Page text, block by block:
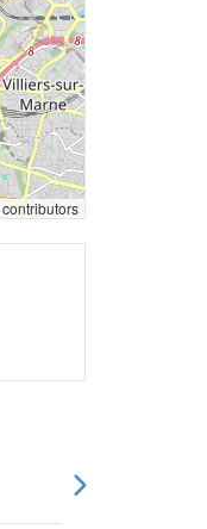
contributors